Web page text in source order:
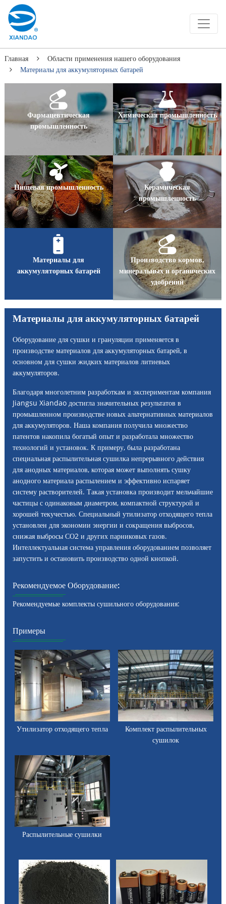
Главная
Области применения нашего оборудования
Материалы для аккумуляторных батарей
Фармацевтическая
промышленность
Химическая промышленность
Пищевая промышленность
Керамическая
промышленность
Материалы для
аккумуляторных батарей
Производство кормов,
минеральных и органических
удобрений
Материалы для аккумуляторных батарей
Оборудование для сушки и грануляции применяется в
производстве материалов для аккумуляторных батарей, в
основном для сушки жидких материалов литиевых
аккумуляторов.
Благодаря многолетним разработкам и экспериментам компания
Jiangsu Xiandao достигла значительных результатов в
промышленном производстве новых альтернативных материалов
для аккумуляторов. Наша компания получила множество
патентов накопила богатый опыт и разработала множество
технологий и установок. К примеру, была разработана
специальная распылительная сушилка непрерывного действия
для анодных материалов, которая может выполнять сушку
анодного материала распылением и эффективно испаряет
систему растворителей. Такая установка производит мельчайшие
частицы с одинаковым диаметром, компактной структурой и
хорошей текучестью. Специальный утилизатор отходящего тепла
установлен для экономии энергии и сокращения выбросов,
снижая выбросы СО2 и других парниковых газов.
Интеллектуальная система управления оборудованием позволяет
запустить и остановить производство одной кнопкой.
Рекомендуемое Оборудование:
Рекомендуемые комплекты сушильного оборудования:
Примеры
Утилизатор отходящего тепла
Комплект распылительных
сушилок
Распылительные сушилки